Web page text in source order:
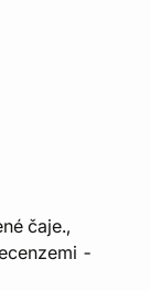
čaje.,
-